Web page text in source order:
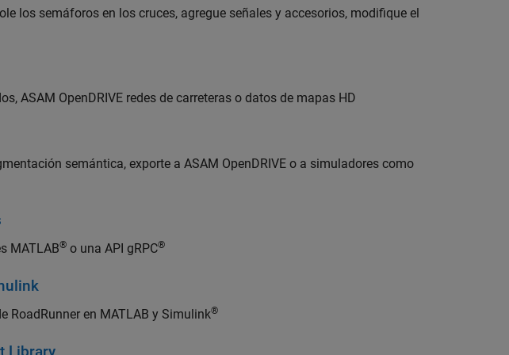
los semáforos en los cruces, agregue señales y accesorios, modifique el
ASAM OpenDRIVE redes de carreteras o datos de mapas HD
semántica, exporte a ASAM OpenDRIVE o a simuladores como
MATLAB® o una API gRPC®
RoadRunner en MATLAB y Simulink®